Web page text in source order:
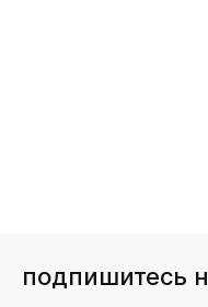
подпишитесь